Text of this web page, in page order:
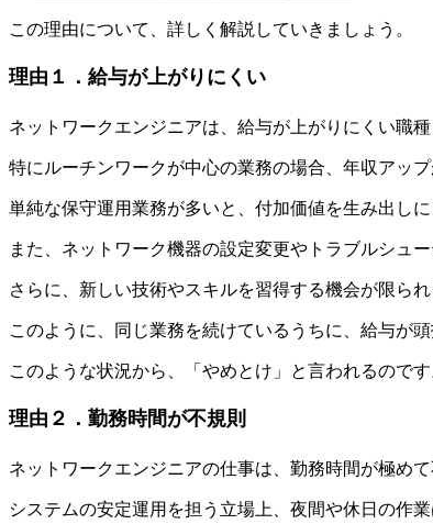
この理由について、詳しく解説していきましょう。
理由１．給与が上がりにくい
ネットワークエンジニアは、給与が上がりにくい職種
特にルーチンワークが中心の業務の場合、年収アップ
単純な保守運用業務が多いと、付加価値を生み出し
また、ネットワーク機器の設定変更やトラブルシュ
さらに、新しい技術やスキルを習得する機会が限ら
このように、同じ業務を続けているうちに、給与が
このような状況から、「やめとけ」と言われるのです
理由２．勤務時間が不規則
ネットワークエンジニアの仕事は、勤務時間が極めて
システムの安定運用を担う立場上、夜間や休日の作業